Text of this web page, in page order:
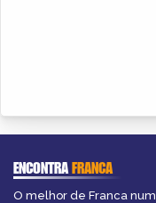
ENCONTRAFRANCA
O melhor de Franca num